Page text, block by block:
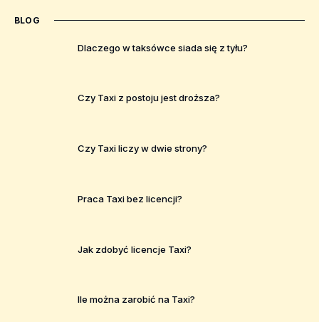
BLOG
Dlaczego w taksówce siada się z tyłu?
Czy Taxi z postoju jest droższa?
Czy Taxi liczy w dwie strony?
Praca Taxi bez licencji?
Jak zdobyć licencje Taxi?
Ile można zarobić na Taxi?